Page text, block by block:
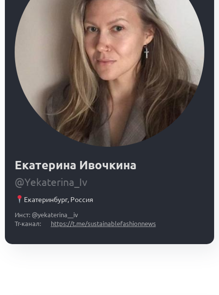
Екатерина Ивочкина
@Yekaterina_Iv
Екатеринбург, Россия
Инст: @yekaterina__iv
Тг-канал:
https://t.me/sustainablefashionnews